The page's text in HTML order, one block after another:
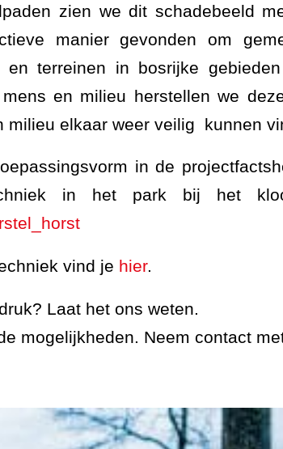
zien we dit schadebeeld
manier gevonden om
en terreinen in bosrijke
en milieu herstellen we
milieu elkaar weer veilig kunnen
in de
in het park bij het
vind je hier.
Laat het ons weten.
mogelijkheden. Neem contact